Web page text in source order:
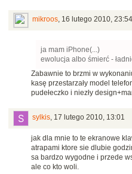
mikroos, 16 lutego 2010, 23:54
ja mam iPhone(...)
ewolucja albo śmierć -
Zabawnie to brzmi w
kasę przestarzały model
pudełeczko i niezły
sylkis, 17 lutego 2010, 13:01
jak dla mnie to te ekranowe
atrapami ktore sie dlubie
sa bardzo wygodne i przede
ale co kto woli.